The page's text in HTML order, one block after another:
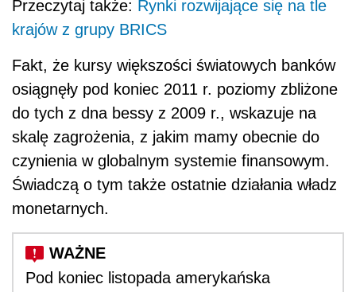
Przeczytaj także: Rynki rozwijające się na tle
krajów z grupy BRICS
Fakt, że kursy większości światowych banków
osiągnęły pod koniec 2011 r. poziomy zbliżone
do tych z dna bessy z 2009 r., wskazuje na
skalę zagrożenia, z jakim mamy obecnie do
czynienia w globalnym systemie finansowym.
Świadczą o tym także ostatnie działania władz
monetarnych.
Pod koniec listopada amerykańska